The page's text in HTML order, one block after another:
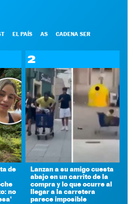
EL PAÍS AS CADENA SER
de
no
2
Lanzan a su amigo cuesta
abajo en un carrito de la
compra y lo que ocurre al
llegar a la carretera
parece imposible